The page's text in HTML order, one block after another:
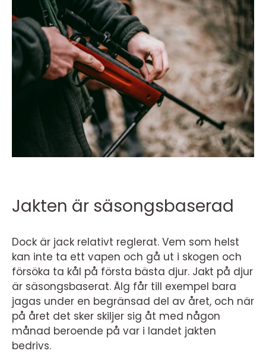
Jakten är säsongsbaserad
Dock är jack relativt reglerat. Vem som helst
kan inte ta ett vapen och gå ut i skogen och
försöka ta kål på första bästa djur. Jakt på djur
är säsongsbaserat. Älg får till exempel bara
jagas under en begränsad del av året, och när
på året det sker skiljer sig åt med någon
månad beroende på var i landet jakten
bedrivs.